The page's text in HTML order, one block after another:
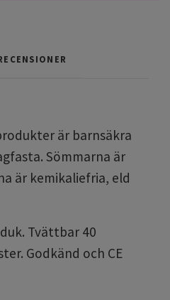
är barnsäkra
Sömmarna är
är kemikaliefria, eld
Tvättbar 40
Godkänd och CE